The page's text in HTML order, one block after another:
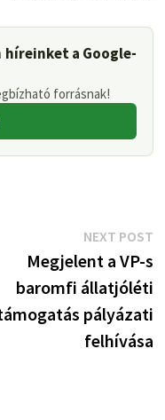
híreinket a Google-
forrásnak!
NEXT POST
Megjelent a VP-s
baromfi állatjóléti
pályázati
felhívása